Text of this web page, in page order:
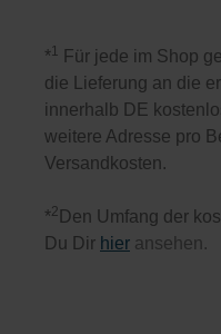
*1
Für jede im Shop
die Lieferung an die
innerhalb DE
weitere Adresse pro
Versandkosten.
*2 Den Umfang der
Du Dir hier ansehen.